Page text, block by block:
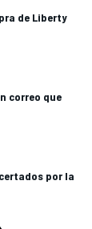
de Liberty
correo que
por la